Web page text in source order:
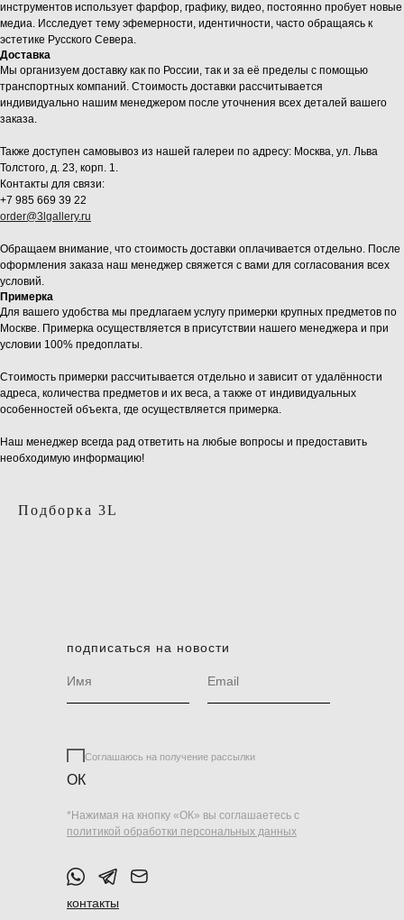
инструментов использует фарфор, графику, видео, постоянно пробует новые
медиа. Исследует тему эфемерности, идентичности, часто обращаясь к
эстетике Русского Севера.
Доставка
Мы организуем доставку как по России, так и за её пределы с помощью
транспортных компаний. Стоимость доставки рассчитывается
индивидуально нашим менеджером после уточнения всех деталей вашего
заказа.
Также доступен самовывоз из нашей галереи по адресу: Москва, ул. Льва
Толстого, д. 23, корп. 1.
Контакты для связи:
+7 985 669 39 22
order@3lgallery.ru
Обращаем внимание, что стоимость доставки оплачивается отдельно. После
оформления заказа наш менеджер свяжется с вами для согласования всех
условий.
Примерка
Для вашего удобства мы предлагаем услугу примерки крупных предметов по
Москве. Примерка осуществляется в присутствии нашего менеджера и при
условии 100% предоплаты.
Стоимость примерки рассчитывается отдельно и зависит от удалённости
адреса, количества предметов и их веса, а также от индивидуальных
особенностей объекта, где осуществляется примерка.
Наш менеджер всегда рад ответить на любые вопросы и предоставить
необходимую информацию!
Подборка 3L
подписаться на новости
Соглашаюсь на получение рассылки
ОК
контакты
*Нажимая на кнопку «ОК» вы соглашаетесь с
политикой обработки персональных данных